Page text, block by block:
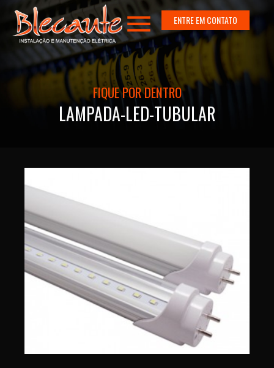
ENTRE EM CONTATO
menu
FIQUE POR DENTRO
LAMPADA-LED-TUBULAR